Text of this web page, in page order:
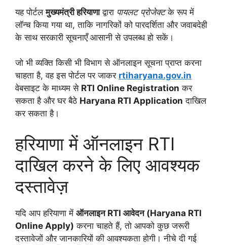
यह पोर्टलमुख्यमंत्री हरियाणाद्वारा पायलट प्रोजेक्टके रूप में
लॉन्च किया गया था, ताकि नागरिकों को पारदर्शिता और जवाबदेही
के साथ सरकारी सूचनाएँ आसानी से उपलब्ध हो सकें।
जो भी व्यक्ति किसी भी विभाग से ऑनलाइन सूचना प्राप्त करना
चाहता है, वह इस पोर्टल पर जाकर rtiharyana.gov.in
वेबसाइट के माध्यम से RTI Online Registration कर
सकता है और घर बैठे Haryana RTI Application दाखिल
कर सकता है।
हरियाणा में ऑनलाइन RTI
दाखिल करने के लिए आवश्यक
दस्तावेज़
यदि आप हरियाणा में ऑनलाइन RTI आवेदन (Haryana RTI
Online Apply) करना चाहते हैं, तो आपको कुछ जरूरी
दस्तावेजों और जानकारियों की आवश्यकता होगी। नीचे दी गई